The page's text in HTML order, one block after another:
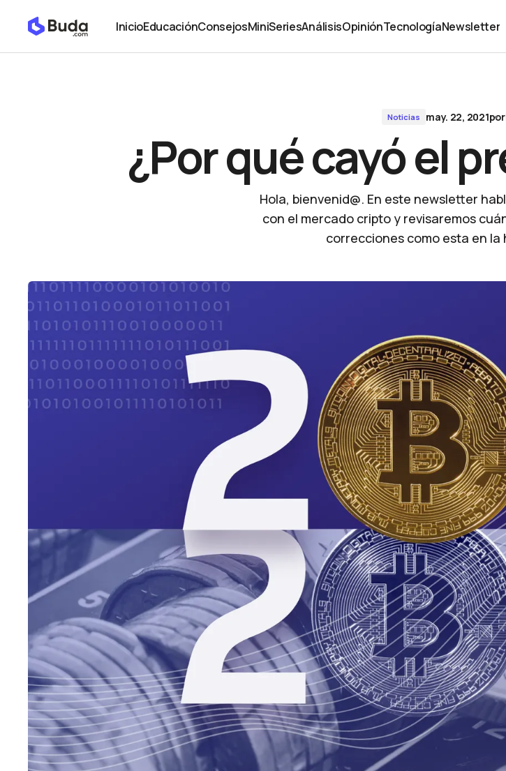
InicioEducaciónConsejosMiniSeriesAnálisisOpiniónTecnologíaNewsletter
Noticias ¿Por qué cayó el precio de Bitcoin?
Noticias may. 22, 2021por
¿Por qué cayó el
Hola, ​​bienvenid@. En este newsletter
con el mercado cripto y revisaremos
correcciones como esta en la